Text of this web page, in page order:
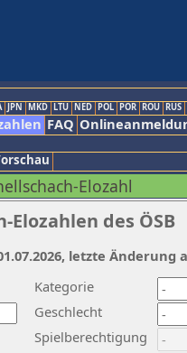
JPN MKD LTU NED POL POR ROU RUS
FAQ
Elozahl
des ÖSB
Kategorie
Geschlecht
Spielberechtigung
letzte Änderung